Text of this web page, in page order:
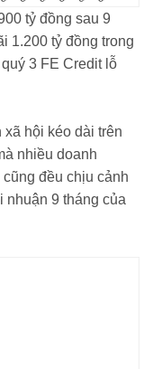
tỷ đồng sau 9
1.200 tỷ đồng trong
3 FE Credit lỗ
hội kéo dài trên
nhiều doanh
đều chịu cảnh
9 tháng của